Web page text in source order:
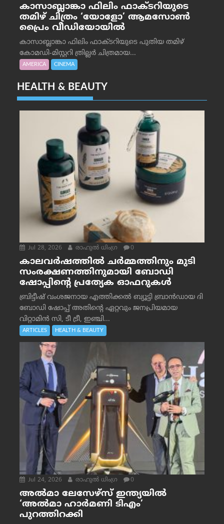
കാസാബ്ലാങ്കാ ഫിലിം ഫാക്ടറിയുടെ
തമിഴ് ചിത്രം ‘യോളോ’ ആമസോൺ
പ്രൈം വീഡിയോയിൽ
കാസാബ്ലാങ്കാ ഫിലിം ഫാക്ടറിയുടെ പുതിയ തമിഴ്
കോമഡി-മിസ്റ്ററി ത്രില്ലർ ചിത്രമായ...
AMERICA CINEMA
HEALTH & BEAUTY
Jul 28, 2026 രാഹുല്‍ ധിംഗ്ര 0
കാലവർഷത്തിൽ ചർമ്മത്തിനും മുടി
സംരക്ഷണത്തിനുമായി ബോഡി
ഷോപ്പിന്റെ പ്രത്യേക ഓഫറുകൾ
ബ്രിട്ടീഷ് വംശജനായ എത്തിക്കൽ ബ്യൂട്ടി ബ്രാൻഡായ ദി
ബോഡി ഷോപ്പ് അതിന്റെ ഏറ്റവും ജനപ്രിയമായ
വിറ്റാമിൻ സി, ടീ ട്രീ, ഇഞ്ചി...
ARTICLES HEALTH & BEAUTY
Jul 24, 2026 രാഹുല്‍ ധിംഗ്ര 0
അൽമാ ലേസേഴ്സ് ഇന്ത്യയിൽ
‘അൽമാ ഹാർമണി ടിഎം’
പുറത്തിറക്കി